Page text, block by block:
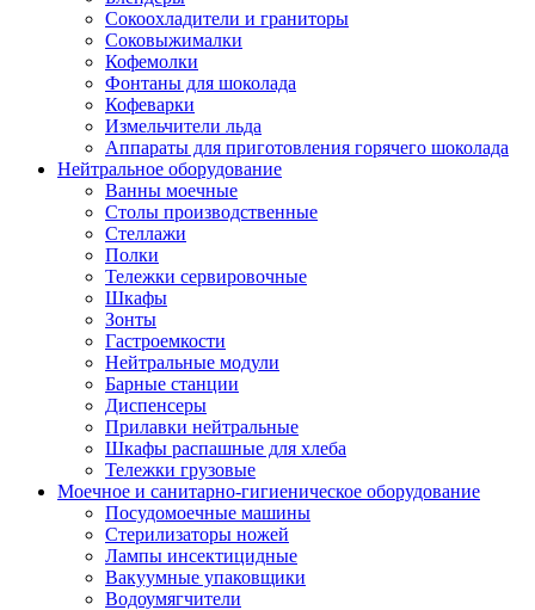
Сокоохладители и граниторы
Соковыжималки
Кофемолки
Фонтаны для шоколада
Кофеварки
Измельчители льда
Аппараты для приготовления горячего шоколада
Нейтральное оборудование
Ванны моечные
Столы производственные
Стеллажи
Полки
Тележки сервировочные
Шкафы
Зонты
Гастроемкости
Нейтральные модули
Барные станции
Диспенсеры
Прилавки нейтральные
Шкафы распашные для хлеба
Тележки грузовые
Моечное и санитарно-гигиеническое оборудование
Посудомоечные машины
Стерилизаторы ножей
Лампы инсектицидные
Вакуумные упаковщики
Водоумягчители